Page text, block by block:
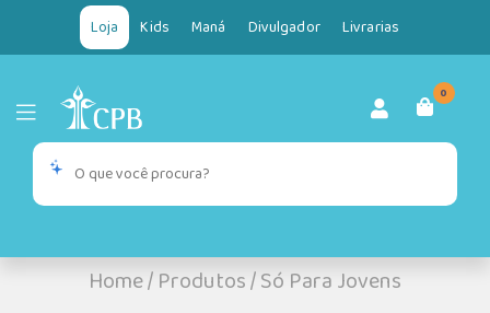
Loja Kids Maná Divulgador Livrarias
0
Home/Produtos/Só Para Jovens